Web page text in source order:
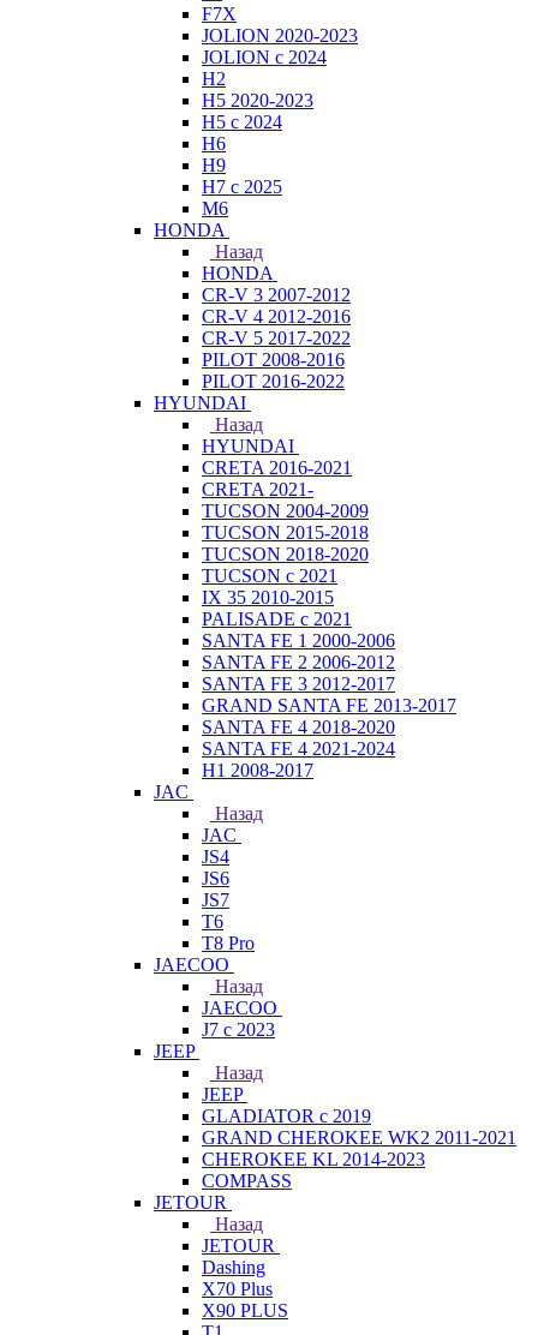
F7X
JOLION 2020-2023
JOLION с 2024
H2
H5 2020-2023
H5 с 2024
H6
H9
H7 с 2025
M6
HONDA
Назад
HONDA
CR-V 3 2007-2012
CR-V 4 2012-2016
CR-V 5 2017-2022
PILOT 2008-2016
PILOT 2016-2022
HYUNDAI
Назад
HYUNDAI
CRETA 2016-2021
CRETA 2021-
TUCSON 2004-2009
TUCSON 2015-2018
TUCSON 2018-2020
TUCSON с 2021
IX 35 2010-2015
PALISADE с 2021
SANTA FE 1 2000-2006
SANTA FE 2 2006-2012
SANTA FE 3 2012-2017
GRAND SANTA FE 2013-2017
SANTA FE 4 2018-2020
SANTA FE 4 2021-2024
H1 2008-2017
JAC
Назад
JAC
JS4
JS6
JS7
T6
T8 Pro
JAECOO
Назад
JAECOO
J7 с 2023
JEEP
Назад
JEEP
GLADIATOR с 2019
GRAND CHEROKEE WK2 2011-2021
CHEROKEE KL 2014-2023
COMPASS
JETOUR
Назад
JETOUR
Dashing
X70 Plus
X90 PLUS